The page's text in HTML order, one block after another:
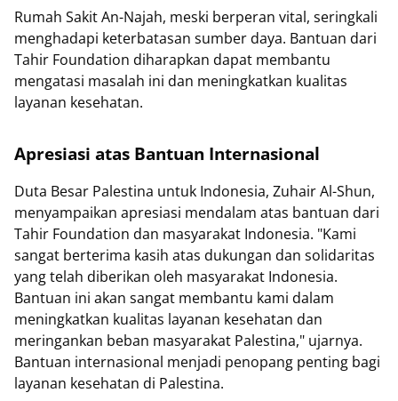
Rumah Sakit An-Najah, meski berperan vital, seringkali
menghadapi keterbatasan sumber daya. Bantuan dari
Tahir Foundation diharapkan dapat membantu
mengatasi masalah ini dan meningkatkan kualitas
layanan kesehatan.
Apresiasi atas Bantuan Internasional
Duta Besar Palestina untuk Indonesia, Zuhair Al-Shun,
menyampaikan apresiasi mendalam atas bantuan dari
Tahir Foundation dan masyarakat Indonesia. "Kami
sangat berterima kasih atas dukungan dan solidaritas
yang telah diberikan oleh masyarakat Indonesia.
Bantuan ini akan sangat membantu kami dalam
meningkatkan kualitas layanan kesehatan dan
meringankan beban masyarakat Palestina," ujarnya.
Bantuan internasional menjadi penopang penting bagi
layanan kesehatan di Palestina.